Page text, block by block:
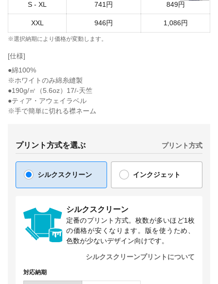
S - XL 741円 849円
XXL 946円 1,086円
※選択納期により価格が変動します。
[仕様]
●綿100%
※ホワイトのみ綿糸縫製
●190g/㎡（5.6oz）17/-天竺
●ティア・アウェイラベル
※手で簡単に切れる襟ネーム
プリント方式を選ぶ プリント方式
シルクスクリーン インクジェット
シルクスクリーン
定番のプリント方式。枚数が多いほど1枚
の価格が安くなります。版を使うため、
色数が少ないデザイン向けです。
シルクスクリーンプリントについて
対応納期